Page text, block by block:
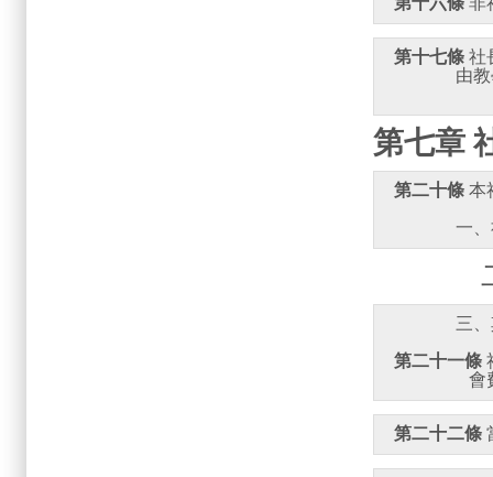
第十七條 社
第七章
第二十條
二、
第二十一條
                 會
第二十二條